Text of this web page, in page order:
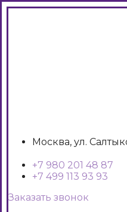
Москва, ул.
+7 980 201 48 87
+7 499 113 93 93
Заказать звонок